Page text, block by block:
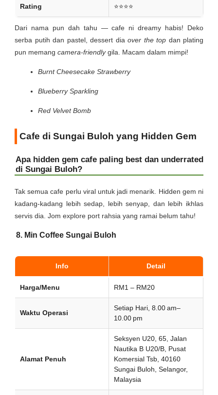
Rating ⭐⭐⭐⭐
Dari nama pun dah tahu — cafe ni dreamy habis! Deko
serba putih dan pastel, dessert dia over the top dan plating
pun memang camera-friendlygila. Macam dalam mimpi!
Burnt Cheesecake Strawberry
Blueberry Sparkling
Red Velvet Bomb
Cafe di Sungai Buloh yang Hidden Gem
Apa hidden gem cafe paling best dan underrated
di Sungai Buloh?
Tak semua cafe perlu viral untuk jadi menarik. Hidden gem ni
kadang-kadang lebih sedap, lebih senyap, dan lebih ikhlas
servis dia. Jom explore port rahsia yang ramai belum tahu!
8. Min Coffee Sungai Buloh
Info Detail
Harga/Menu RM1 – RM20
Waktu Operasi
Setiap Hari, 8.00 am–
10.00 pm
Alamat Penuh
Seksyen U20, 65, Jalan
Nautika B U20/B, Pusat
Komersial Tsb, 40160
Sungai Buloh, Selangor,
Malaysia